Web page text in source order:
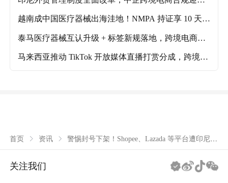
越南成中国医疗器械出海洼地！NMPA 持证享 10 天快
泰马医疗器械互认升级 + 标签新规落地，跨境电商迎
马来西亚推动 TikTok 开放媒体直播打赏分成，跨境电
首页 资讯
警惕封号下架！Shopee、Lazada 等平台遭印尼专
关注我们